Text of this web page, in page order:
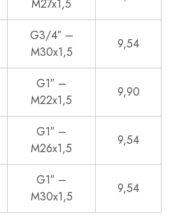
M27x1,5
G3/4″ –
M30x1,5
9,54
G1″ –
M22x1,5
9,90
G1″ –
M26x1,5
9,54
G1″ –
M30x1,5
9,54